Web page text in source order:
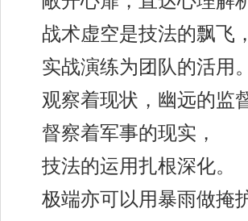
战术虚空是技法的飘飞，
实战演练为团队的活用。
观察着现状，幽远的监
督察着军事的现实，
技法的运用扎根深化。
极端亦可以用暴雨做掩